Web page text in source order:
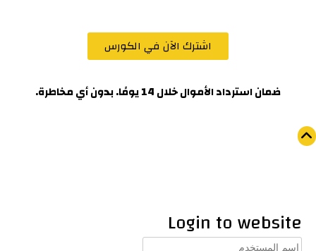
اشترك الآن في الكورس
ضمان استرداد الأموال خلال 14 يومًا. بدون أي مخاطرة.
Login to website